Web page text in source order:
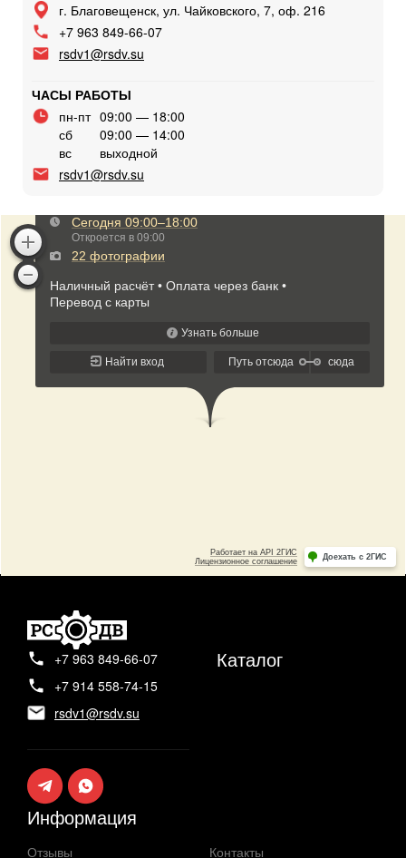
г. Благовещенск, ул. Чайковского, 7, оф. 216
+7 963 849-66-07
rsdv1@rsdv.su
ЧАСЫ РАБОТЫ
пн-пт 09:00 — 18:00
сб
09:00 — 14:00
вс
выходной
rsdv1@rsdv.su
+7 963 849-66-07
+7 914 558-74-15
rsdv1@rsdv.su
Каталог
Информация
Отзывы Контакты